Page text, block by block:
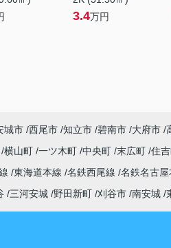
3.4万円
城市 西尾市 知立市 碧南市 大府市
横山町 一ツ木町 中央町 末広町 住
東海道本線 名鉄西尾線 名鉄名古屋
三河安城 野田新町 刈谷市 南安城